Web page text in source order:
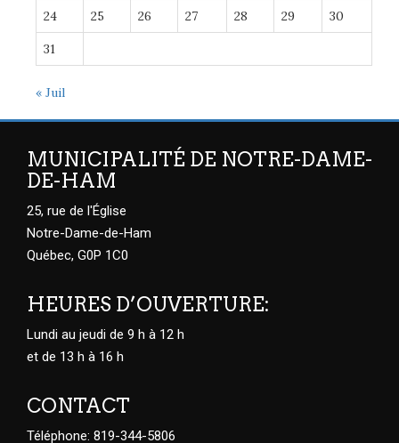
24 25 26 27 28 29 30
31
« Juil
MUNICIPALITÉ DE NOTRE-DAME-
DE-HAM
25, rue de l'Église
Notre-Dame-de-Ham
Québec, G0P 1C0
HEURES D’OUVERTURE:
Lundi au jeudi de 9 h à 12 h
et de 13 h à 16 h
CONTACT
Téléphone: 819-344-5806